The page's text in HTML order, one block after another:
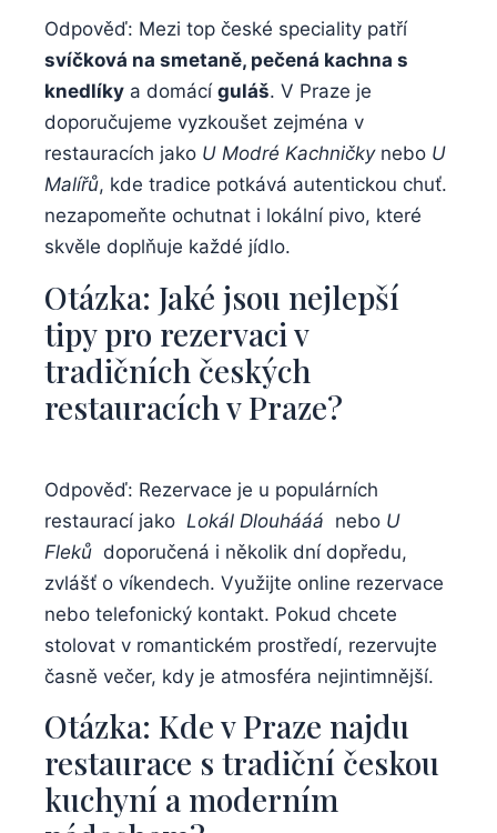
Odpověď: Mezi top​ české speciality patří‍
svíčková ⁤na smetaně, ‌pečená kachna ⁢s⁤
knedlíky a domácí guláš. V‍ Praze‍ je
doporučujeme vyzkoušet zejména v
‍restauracích⁤ jako U⁣ Modré Kachničky‌nebo U
Malířů, kde tradice potkává⁤ autentickou chuť.
nezapomeňte ochutnat⁤ i lokální pivo, které
skvěle doplňuje ​každé jídlo.
Otázka: Jaké⁤ jsou‌ nejlepší
tipy pro rezervaci ‌v
tradičních českých
restauracích v⁣ Praze?
Odpověď: Rezervace ⁢je u⁣ populárních⁣
restaurací jako ‌ Lokál⁣ Dlouhááá ‍ nebo U
Fleků ‌ doporučená i několik dní dopředu, ​
zvlášť o víkendech. Využijte ⁣online rezervace
nebo telefonický‌ kontakt. Pokud chcete⁣
stolovat v romantickém⁣ prostředí, ⁢rezervujte
⁣časně ⁢večer, ⁢kdy je‍ atmosféra nejintimnější.
Otázka: ⁢Kde v Praze najdu ​
restaurace s tradiční ‍českou⁢
kuchyní a moderním⁤